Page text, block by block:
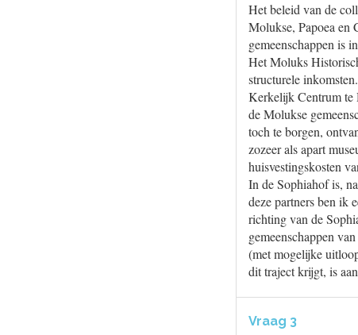
Het beleid van de
Molukse, Papoea en
gemeenschappen is
Het Moluks
structurele
Kerkelijk Centrum te
de Molukse
toch te borgen,
zozeer als apart
huisvestingskosten
In de Sophiahof is,
deze partners ben ik
richting van de
gemeenschappen
(met mogelijke
dit traject krijgt, is
Vraag 3